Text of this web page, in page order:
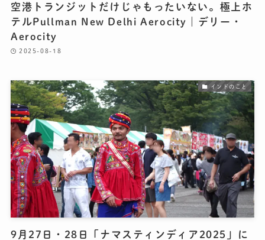
空港トランジットだけじゃもったいない。極上ホ
テルPullman New Delhi Aerocity｜デリー・
Aerocity
2025-08-18
インドのこと
9月27日・28日「ナマスティンディア2025」に